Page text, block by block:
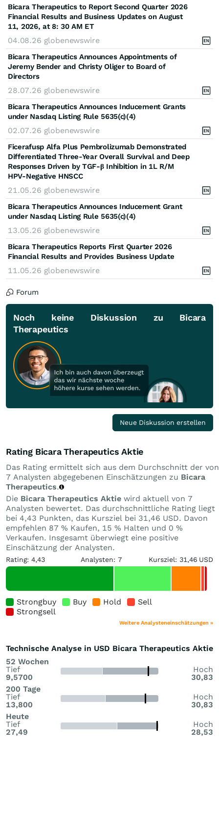
Bicara Therapeutics to Report Second Quarter 2026
Financial Results and Business Updates on August
11, 2026, at 8: 30 AM ET
04.08.26 globenewswire
Bicara Therapeutics Announces Appointments of
Jeremy Bender and Christy Oliger to Board of
Directors
28.07.26 globenewswire
Bicara Therapeutics Announces Inducement Grants
under Nasdaq Listing Rule 5635(c)(4)
02.07.26 globenewswire
Ficerafusp Alfa Plus Pembrolizumab Demonstrated
Differentiated Three-Year Overall Survival and Deep
Responses Driven by TGF-β Inhibition in 1L R/M
HPV-Negative HNSCC
21.05.26 globenewswire
Bicara Therapeutics Announces Inducement Grant
under Nasdaq Listing Rule 5635(c)(4)
13.05.26 globenewswire
Bicara Therapeutics Reports First Quarter 2026
Financial Results and Provides Business Update
11.05.26 globenewswire
Forum
Noch keine Diskussion zu Bicara
Therapeutics
Neue Diskussion erstellen
Rating Bicara Therapeutics Aktie
Das Rating ermittelt sich aus dem Durchschnitt der von
7 Analysten abgegebenen Einschätzungen zu Bicara
Therapeutics.
Die Bicara Therapeutics Aktie wird aktuell von 7
Analysten bewertet. Das durchschnittliche Rating liegt
bei 4,43 Punkten, das Kursziel bei 31,46 USD. Davon
empfehlen 87 % Kaufen, 15 % Halten und 0 %
Verkaufen. Insgesamt überwiegt eine positive
Einschätzung der Analysten.
Rating: 4,43 Analysten: 7 Kursziel: 31,46 USD
Strongbuy Buy Hold
Sell
Strongsell
Weitere Analysteneinschätzungen »
Technische Analyse in USD Bicara Therapeutics Aktie
52 Wochen
Tief
9,5700
Hoch
30,83
200 Tage
Tief
13,800
Hoch
30,83
Heute
Tief
27,49
Hoch
28,53